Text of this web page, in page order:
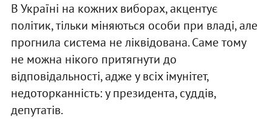
В Україні на кожних виборах, акцентує
політик, тільки міняються особи при владі, але
прогнила система не ліквідована. Саме тому
не можна нікого притягнути до
відповідальності, адже у всіх імунітет,
недоторканність: у президента, суддів,
депутатів.